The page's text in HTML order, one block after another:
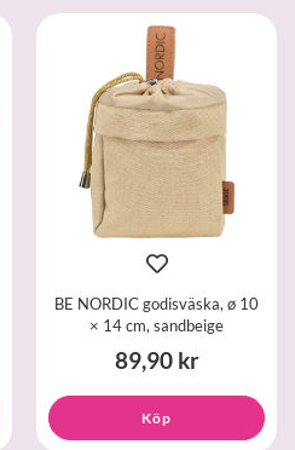
BE NORDIC godisväska, ø 10
× 14 cm, sandbeige
89,90 kr
Köp